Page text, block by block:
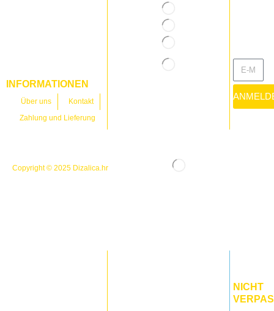
INFORMATIONEN
Über uns
Kontakt
Zahlung und Lieferung
Copyright © 2025 Dizalica.hr
NICHT